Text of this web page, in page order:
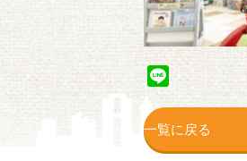
Line
一覧に戻る